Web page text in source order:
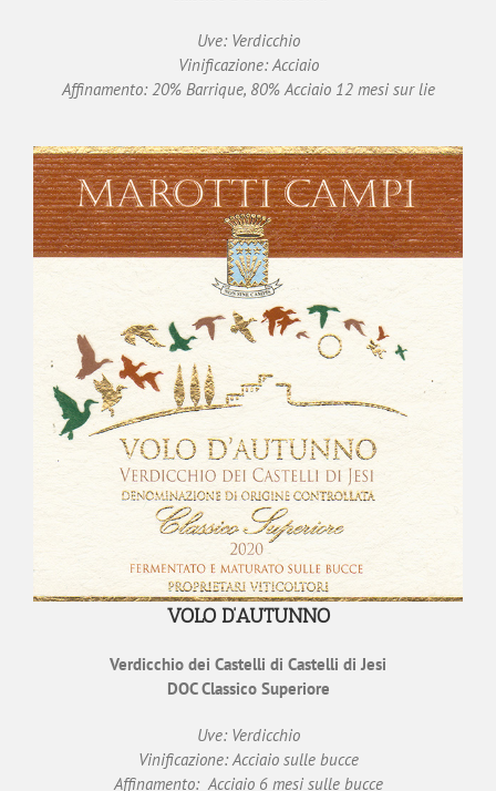
Uve: Verdicchio
Vinificazione: Acciaio
Affinamento: 20% Barrique, 80% Acciaio 12 mesi sur lie
VOLO D’AUTUNNO
Verdicchio dei Castelli di Castelli di Jesi
DOC Classico Superiore
Uve: Verdicchio
Vinificazione: Acciaio sulle bucce
Affinamento: Acciaio 6 mesi sulle bucce